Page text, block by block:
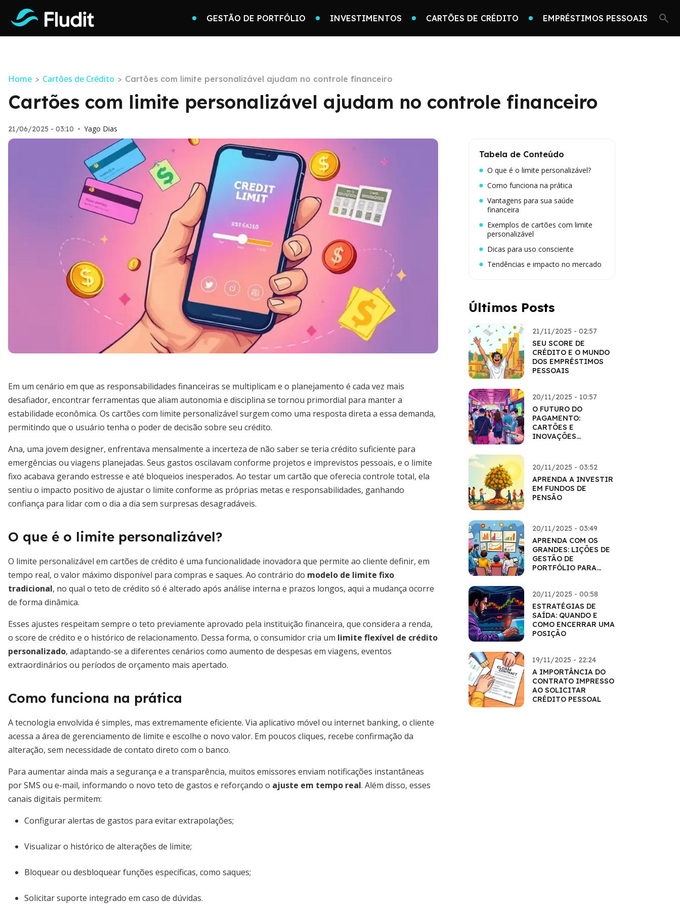
GESTÃO DE PORTFÓLIO INVESTIMENTOS CARTÕES DE CRÉDITO EMPRÉSTIMOS PESSOAIS
Home > Cartões de Crédito > Cartões com limite personalizável ajudam no controle financeiro
Cartões com limite personalizável ajudam no controle financeiro
21/06/2025 - 03:10 • Yago Dias
Em um cenário em que as responsabilidades financeiras se multiplicam e o planejamento é cada vez mais
desafiador, encontrar ferramentas que aliam autonomia e disciplina se tornou primordial para manter a
estabilidade econômica. Os cartões com limite personalizável surgem como uma resposta direta a essa demanda,
permitindo que o usuário tenha o poder de decisão sobre seu crédito.
Ana, uma jovem designer, enfrentava mensalmente a incerteza de não saber se teria crédito suficiente para
emergências ou viagens planejadas. Seus gastos oscilavam conforme projetos e imprevistos pessoais, e o limite
fixo acabava gerando estresse e até bloqueios inesperados. Ao testar um cartão que oferecia controle total, ela
sentiu o impacto positivo de ajustar o limite conforme as próprias metas e responsabilidades, ganhando
confiança para lidar com o dia a dia sem surpresas desagradáveis.
O que é o limite personalizável?
O limite personalizável em cartões de crédito é uma funcionalidade inovadora que permite ao cliente definir, em
tempo real, o valor máximo disponível para compras e saques. Ao contrário do modelo de limite fixo
tradicional, no qual o teto de crédito só é alterado após análise interna e prazos longos, aqui a mudança ocorre
de forma dinâmica.
Esses ajustes respeitam sempre o teto previamente aprovado pela instituição financeira, que considera a renda,
o score de crédito e o histórico de relacionamento. Dessa forma, o consumidor cria um limite flexível de crédito
personalizado, adaptando-se a diferentes cenários como aumento de despesas em viagens, eventos
extraordinários ou períodos de orçamento mais apertado.
Como funciona na prática
A tecnologia envolvida é simples, mas extremamente eficiente. Via aplicativo móvel ou internet banking, o cliente
acessa a área de gerenciamento de limite e escolhe o novo valor. Em poucos cliques, recebe confirmação da
alteração, sem necessidade de contato direto com o banco.
Para aumentar ainda mais a segurança e a transparência, muitos emissores enviam notificações instantâneas
por SMS ou e-mail, informando o novo teto de gastos e reforçando o ajuste em tempo real. Além disso, esses
canais digitais permitem:
Configurar alertas de gastos para evitar extrapolações;
Visualizar o histórico de alterações de limite;
Bloquear ou desbloquear funções específicas, como saques;
Solicitar suporte integrado em caso de dúvidas.
Tabela de Conteúdo
O que é o limite personalizável?
Como funciona na prática
Vantagens para sua saúde
financeira
Exemplos de cartões com limite
personalizável
Dicas para uso consciente
Tendências e impacto no mercado
Últimos Posts
21/11/2025 - 02:57
SEU SCORE DE
CRÉDITO E O MUNDO
DOS EMPRÉSTIMOS
PESSOAIS
20/11/2025 - 10:57
O FUTURO DO
PAGAMENTO:
CARTÕES E
INOVAÇÕES
20/11/2025 - 03:52
APRENDA A INVESTIR
EM FUNDOS DE
PENSÃO
20/11/2025 - 03:49
APRENDA COM OS
GRANDES: LIÇÕES DE
GESTÃO DE
PORTFÓLIO PARA
20/11/2025 - 00:58
ESTRATÉGIAS DE
SAÍDA: QUANDO E
COMO ENCERRAR UMA
POSIÇÃO
19/11/2025 - 22:24
A IMPORTÂNCIA DO
CONTRATO IMPRESSO
AO SOLICITAR
CRÉDITO PESSOAL